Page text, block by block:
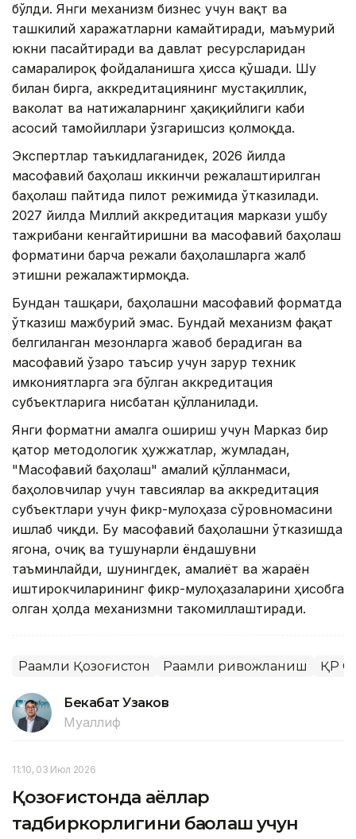
бўлди. Янги механизм бизнес учун вақт ва
ташкилий харажатларни камайтиради, маъмурий
юкни пасайтиради ва давлат ресурсларидан
самаралироқ фойдаланишга ҳисса қўшади. Шу
билан бирга, аккредитациянинг мустақиллик,
ваколат ва натижаларнинг ҳақиқийлиги каби
асосий тамойиллари ўзгаришсиз қолмоқда.
Экспертлар таъкидлаганидек, 2026 йилда
масофавий баҳолаш иккинчи режалаштирилган
баҳолаш пайтида пилот режимида ўтказилади.
2027 йилда Миллий аккредитация маркази ушбу
тажрибани кенгайтиришни ва масофавий баҳолаш
форматини барча режали баҳолашларга жалб
этишни режалажтирмоқда.
Бундан ташқари, баҳолашни масофавий форматда
ўтказиш мажбурий эмас. Бундай механизм фақат
белгиланган мезонларга жавоб берадиган ва
масофавий ўзаро таъсир учун зарур техник
имкониятларга эга бўлган аккредитация
субъектларига нисбатан қўлланилади.
Янги форматни амалга ошириш учун Марказ бир
қатор методологик ҳужжатлар, жумладан,
"Масофавий баҳолаш" амалий қўлланмаси,
баҳоловчилар учун тавсиялар ва аккредитация
субъектлари учун фикр-мулоҳаза сўровномасини
ишлаб чиқди. Бу масофавий баҳолашни ўтказишда
ягона, очиқ ва тушунарли ёндашувни
таъминлайди, шунингдек, амалиёт ва жараён
иштирокчиларининг фикр-мулоҳазаларини ҳисобга
олган ҳолда механизмни такомиллаштиради.
Рақамли Қозоғистон Рақамли ривожланиш ҚР
Бекабат Узаков
Муаллиф
11:10, 03 Июл 2026
Қозоғистонда аёллар
тадбиркорлигини баҳолаш учун